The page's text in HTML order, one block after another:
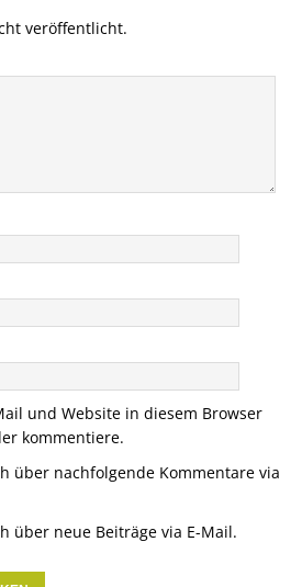
veröffentlicht.
und Website in diesem Browser
kommentiere.
über nachfolgende Kommentare via
über neue Beiträge via E-Mail.